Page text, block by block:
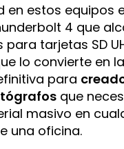
en estos equipos
4 que
tarjetas SD
lo convierte en la
para
que
masivo en
una oficina.